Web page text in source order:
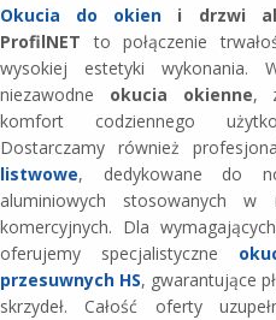
Okucia do okien i drzwi
ProfilNET to połączenie
wysokiej estetyki wykonania.
niezawodne okucia okienne,
komfort codziennego
Dostarczamy również
listwowe, dedykowane do
aluminiowych stosowanych w
komercyjnych. Dla
oferujemy specjalistyczne
przesuwnych HS, gwarantujące
skrzydeł. Całość oferty